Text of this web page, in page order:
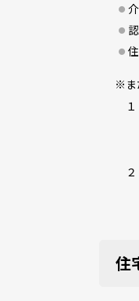
※ま
１
・
・
２
住